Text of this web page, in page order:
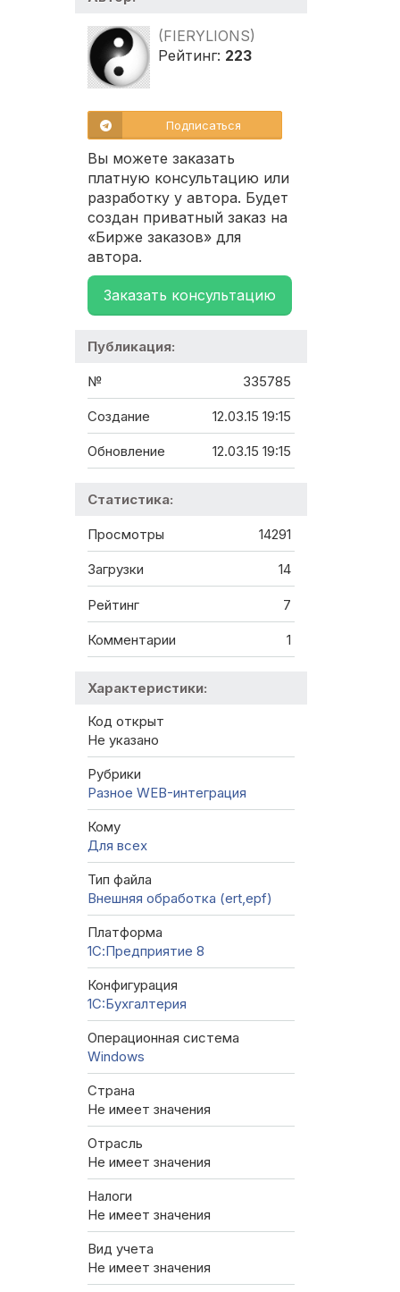
(FIERYLIONS)
Рейтинг: 223
Подписаться
Вы можете заказать
платную консультацию или
разработку у автора. Будет
создан приватный заказ на
«Бирже заказов» для
автора.
Заказать консультацию
Публикация:
№ 335785
Создание 12.03.15 19:15
Обновление 12.03.15 19:15
Статистика:
Просмотры 14291
Загрузки 14
Рейтинг 7
Комментарии 1
Характеристики:
Код открыт
Не указано
Рубрики
Разное WEB-интеграция
Кому
Для всех
Тип файла
Внешняя обработка (ert,epf)
Платформа
1С:Предприятие 8
Конфигурация
1C:Бухгалтерия
Операционная система
Windows
Страна
Не имеет значения
Отрасль
Не имеет значения
Налоги
Не имеет значения
Вид учета
Не имеет значения